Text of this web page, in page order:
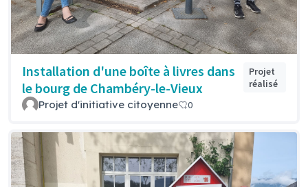
Installation d'une boîte à livres dans
le bourg de Chambéry-le-Vieux
Projet
réalisé
Projet d'initiative citoyenne 0